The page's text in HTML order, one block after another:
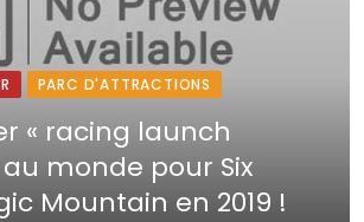
PARC D'ATTRACTIONS
« racing launch
monde pour Six
Mountain en 2019 !